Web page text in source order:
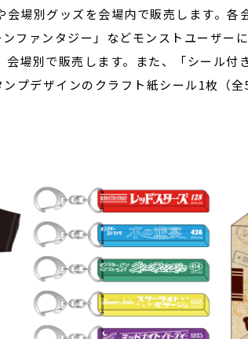
会場別グッズを会場内で販売します。
ファンタジー」などモンストユーザー
場別で販売します。また、「シール付
プデザインのクラフト紙シール1枚（全